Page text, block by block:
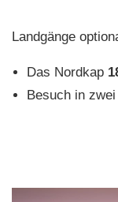
Landgänge
Das Nordkap
Besuch in